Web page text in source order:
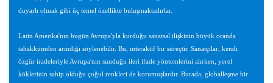
duyarlı olmak gibi üç temel özellikte buluşmaktadırlar.
Latin Amerika'nın bugün Avrupa'yla kurduğu sanatsal ilişkinin büyük oranda
tahakkümden arındığı söylenebilir. Bu, interaktif bir süreçtir. Sanatçılar, kendi
özgür iradeleriyle Avrupa'nın sunduğu ileri ifade yöntemlerini alırken, yerel
köklerinin sahip olduğu çoğul renkleri de korumuşlardır. Burada, globalleşme bir